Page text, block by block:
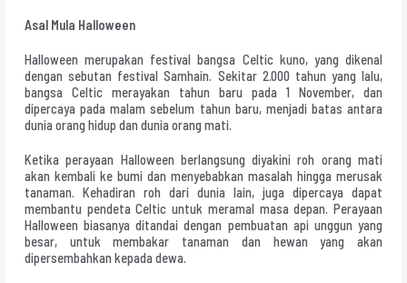
Asal Mula Halloween
Halloween merupakan festival bangsa Celtic kuno, yang dikenal
dengan sebutan festival Samhain. Sekitar 2.000 tahun yang lalu,
bangsa Celtic merayakan tahun baru pada 1 November, dan
dipercaya pada malam sebelum tahun baru, menjadi batas antara
dunia orang hidup dan dunia orang mati.
Ketika perayaan Halloween berlangsung diyakini roh orang mati
akan kembali ke bumi dan menyebabkan masalah hingga merusak
tanaman. Kehadiran roh dari dunia lain, juga dipercaya dapat
membantu pendeta Celtic untuk meramal masa depan. Perayaan
Halloween biasanya ditandai dengan pembuatan api unggun yang
besar, untuk membakar tanaman dan hewan yang akan
dipersembahkan kepada dewa.